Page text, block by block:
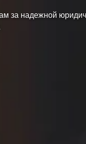
за надежной